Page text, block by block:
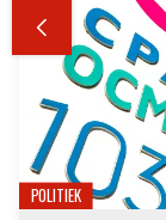

POLITIEK